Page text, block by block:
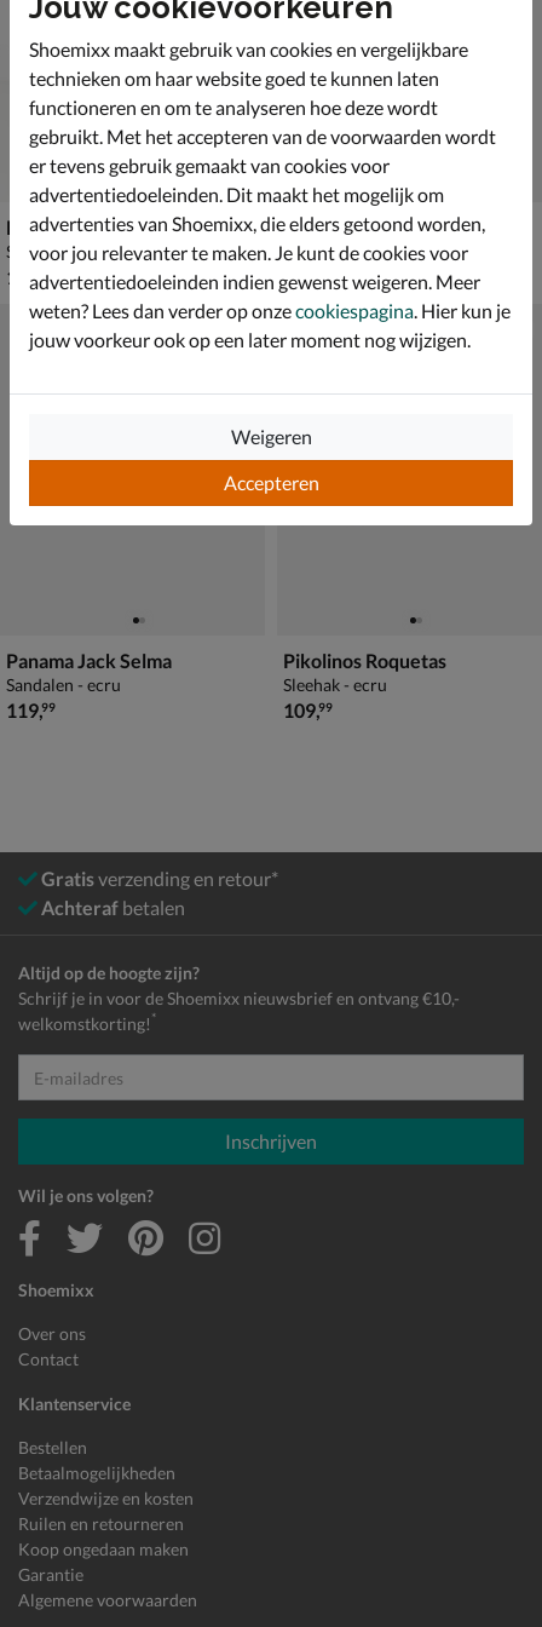
Birkenstock Sydney Cushion Buckle
Sandalen - ecru
€ 119,99
119,99
Keen Uneek
Sandalen - ecru
€ 119,99
119,
Panama Jack Selma
Sandalen - ecru
€ 119,99
119,99
Pikolinos Roquetas
Sleehak - ecru
€ 109,99
109,99
Gratisverzending en retour*
Achteraf betalen
Shoemixx
Over ons
Contact
Klantenservice
Bestellen
Betaalmogelijkheden
Verzendwijze en kosten
Ruilen en retourneren
Koop ongedaan maken
Garantie
Algemene voorwaarden
Altijd op de hoogte zijn?
Schrijf je in voor de Shoemixx nieuwsbrief en ontvang €10,-
welkomstkorting! *
E-mailadres
Inschrijven
Wil je ons volgen?
Jouw cookievoorkeuren
Shoemixx maakt gebruik van cookies en vergelijkbare
technieken om haar website goed te kunnen laten
functioneren en om te analyseren hoe deze wordt
gebruikt. Met het accepteren van de voorwaarden wordt
er tevens gebruik gemaakt van cookies voor
advertentiedoeleinden. Dit maakt het mogelijk om
advertenties van Shoemixx, die elders getoond worden,
voor jou relevanter te maken. Je kunt de cookies voor
advertentiedoeleinden indien gewenst weigeren. Meer
weten? Lees dan verder op onzecookiespagina. Hier kun je
jouw voorkeur ook op een later moment nog wijzigen.
Accepteren
Weigeren